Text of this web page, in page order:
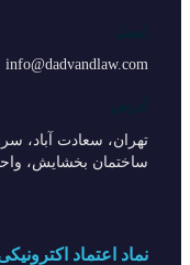
info@dadvandlaw.com
تهران، سعادت آباد،
ساختمان بخشایش، واحد
نماد اعتماد